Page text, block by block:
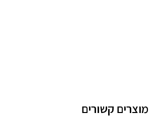
מוצרים קשורים